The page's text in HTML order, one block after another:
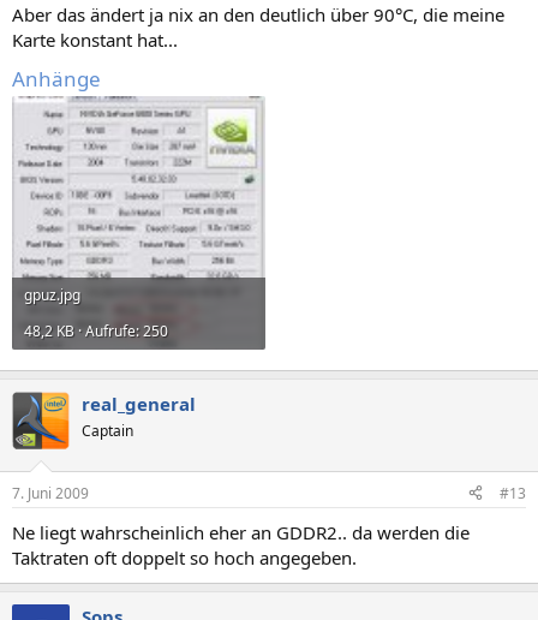
Aber das ändert ja nix an den deutlich über 90°C, die meine
Karte konstant hat...
Anhänge
gpuz.jpg
48,2 KB · Aufrufe: 250
real_general
Captain
7. Juni 2009 #13
Ne liegt wahrscheinlich eher an GDDR2.. da werden die
Taktraten oft doppelt so hoch angegeben.